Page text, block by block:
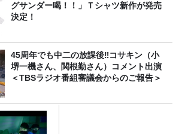
グサンダー喝！！」Ｔシャツ新作が発売
決定！
45周年でも中二の放課後‼コサキン（小
堺一機さん、関根勤さん）コメント出演
＜TBSラジオ番組審議会からのご報告＞